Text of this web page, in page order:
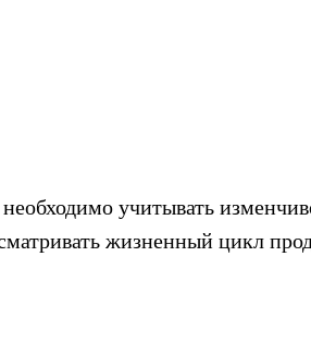
учитывать
жизненный цикл